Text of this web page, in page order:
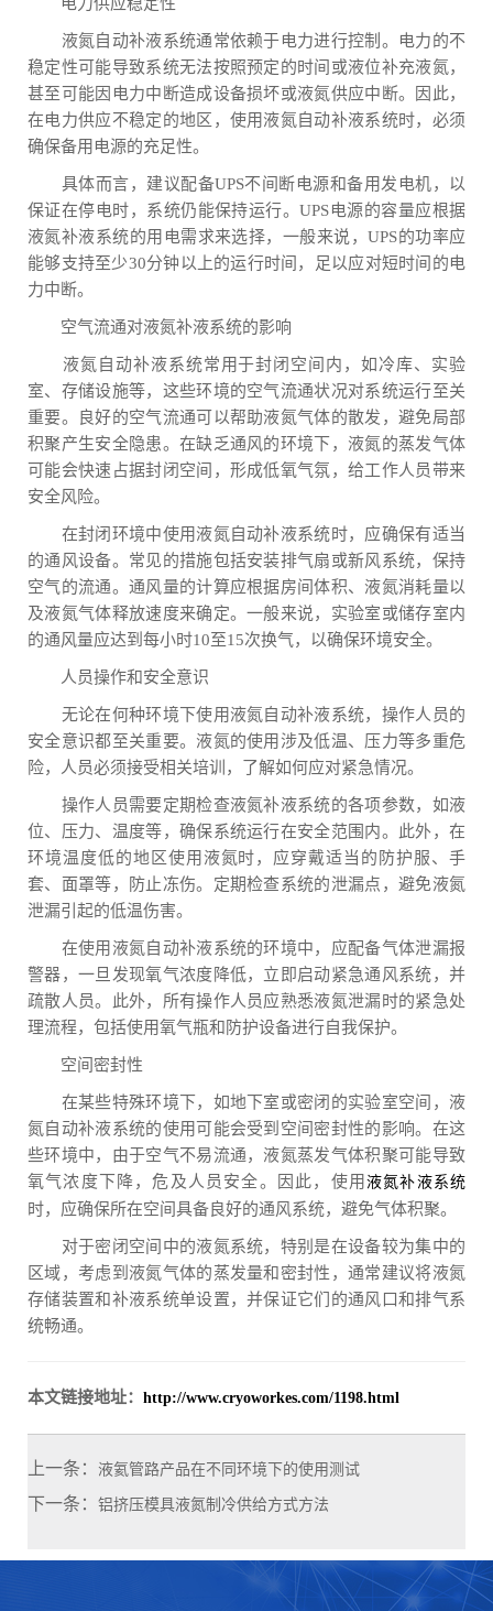
液氮自动补液系统通常依赖于电力进行控制。电力的不
稳定性可能导致系统无法按照预定的时间或液位补充液氮，
甚至可能因电力中断造成设备损坏或液氮供应中断。因此，
在电力供应不稳定的地区，使用液氮自动补液系统时，必须
确保备用电源的充足性。
具体而言，建议配备UPS不间断电源和备用发电机，以
保证在停电时，系统仍能保持运行。UPS电源的容量应根据
液氮补液系统的用电需求来选择，一般来说，UPS的功率应
能够支持至少30分钟以上的运行时间，足以应对短时间的电
力中断。
空气流通对液氮补液系统的影响
液氮自动补液系统常用于封闭空间内，如冷库、实验
室、存储设施等，这些环境的空气流通状况对系统运行至关
重要。良好的空气流通可以帮助液氮气体的散发，避免局部
积聚产生安全隐患。在缺乏通风的环境下，液氮的蒸发气体
可能会快速占据封闭空间，形成低氧气氛，给工作人员带来
安全风险。
在封闭环境中使用液氮自动补液系统时，应确保有适当
的通风设备。常见的措施包括安装排气扇或新风系统，保持
空气的流通。通风量的计算应根据房间体积、液氮消耗量以
及液氮气体释放速度来确定。一般来说，实验室或储存室内
的通风量应达到每小时10至15次换气，以确保环境安全。
人员操作和安全意识
无论在何种环境下使用液氮自动补液系统，操作人员的
安全意识都至关重要。液氮的使用涉及低温、压力等多重危
险，人员必须接受相关培训，了解如何应对紧急情况。
操作人员需要定期检查液氮补液系统的各项参数，如液
位、压力、温度等，确保系统运行在安全范围内。此外，在
环境温度低的地区使用液氮时，应穿戴适当的防护服、手
套、面罩等，防止冻伤。定期检查系统的泄漏点，避免液氮
泄漏引起的低温伤害。
在使用液氮自动补液系统的环境中，应配备气体泄漏报
警器，一旦发现氧气浓度降低，立即启动紧急通风系统，并
疏散人员。此外，所有操作人员应熟悉液氮泄漏时的紧急处
理流程，包括使用氧气瓶和防护设备进行自我保护。
空间密封性
在某些特殊环境下，如地下室或密闭的实验室空间，液
氮自动补液系统的使用可能会受到空间密封性的影响。在这
些环境中，由于空气不易流通，液氮蒸发气体积聚可能导致
氧气浓度下降，危及人员安全。因此，使用 液氮补液系统
时，应确保所在空间具备良好的通风系统，避免气体积聚。
对于密闭空间中的液氮系统，特别是在设备较为集中的
区域，考虑到液氮气体的蒸发量和密封性，通常建议将液氮
存储装置和补液系统单设置，并保证它们的通风口和排气系
统畅通。
本文链接地址： http://www.cryoworkes.com/1198.html
上一条： 液氦管路产品在不同环境下的使用测试
下一条： 铝挤压模具液氮制冷供给方式方法